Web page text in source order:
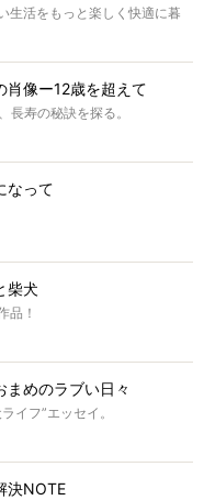
生活をもっと楽しく快適に暮
肖像ー12歳を超えて
長寿の秘訣を探る。
なって
柴犬
品！
まめのラブい日々
イフ”エッセイ。
決NOTE